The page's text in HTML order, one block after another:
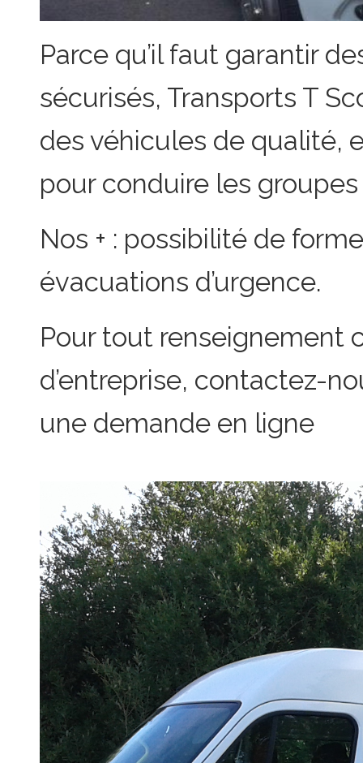
Parce qu’il faut garantir
sécurisés, Transports T
des véhicules de qualité,
pour conduire les
Nos + : possibilité de
évacuations d’urgence.
Pour tout renseignement
d’entreprise, contactez-
une demande en ligne